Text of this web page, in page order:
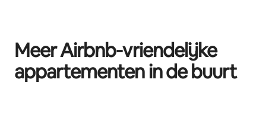
Meer Airbnb-vriendelijke
appartementen in de buurt